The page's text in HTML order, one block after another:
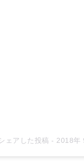
ェアした投稿 - 2018年 9月月8日